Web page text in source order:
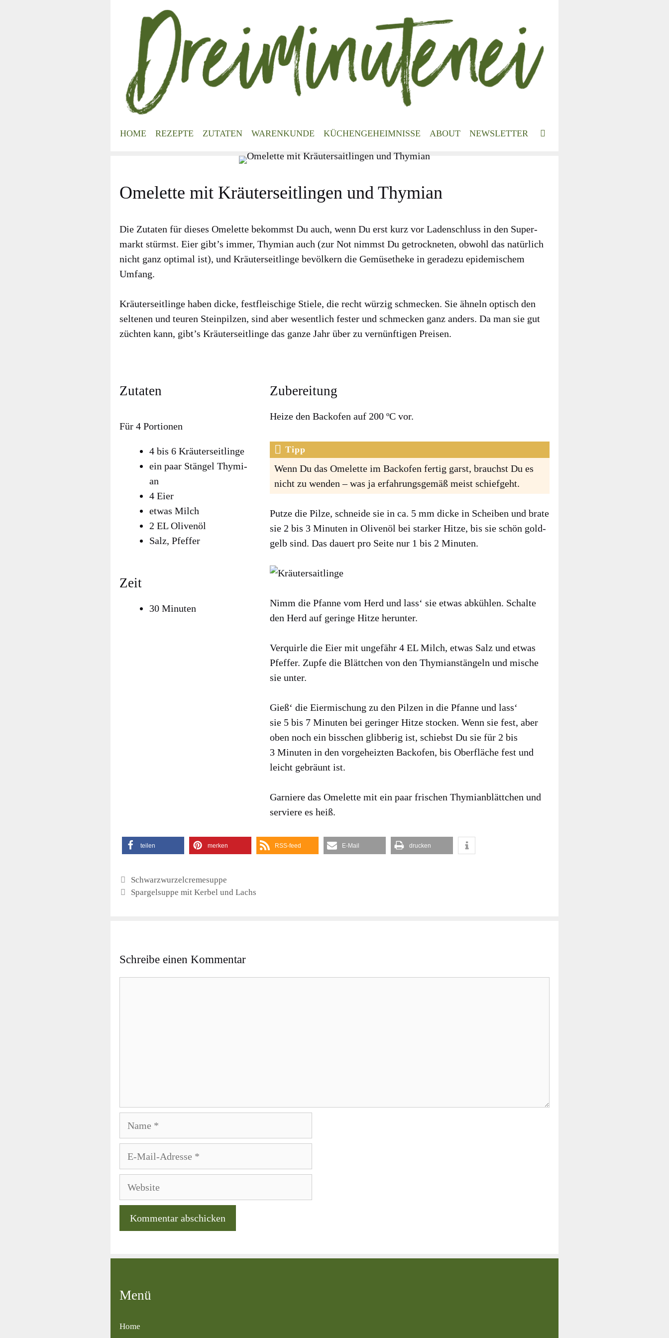
HOME REZEPTE ZUTATEN WARENKUNDE KÜCHENGEHEIMNISSE ABOUT NEWSLETTER
Omelette mit Kräuterseitlingen und Thymian
Die Zuta­ten für die­ses Ome­lette bekommst Du auch, wenn Du erst kurz vor Laden­schluss in den Super­
markt stürmst. Eier gibt’s immer, Thy­mi­an auch (zur Not nimmst Du getrock­ne­ten, obwohl das natür­lich
nicht ganz opti­mal ist), und Kräu­ter­seit­lin­ge bevöl­kern die Gemü­se­the­ke in gera­de­zu epi­de­mi­schem
Umfang.
Kräu­ter­seit­lin­ge haben dicke, fest­flei­schi­ge Stie­le, die recht wür­zig schme­cken. Sie ähneln optisch den
sel­te­nen und teu­ren Stein­pil­zen, sind aber wesent­lich fes­ter und schme­cken ganz anders. Da man sie gut
züch­ten kann, gibt’s Kräu­ter­seit­lin­ge das gan­ze Jahr über zu ver­nünf­ti­gen Prei­sen.
Zutaten
Für 4 Portionen
4 bis 6 Kräu­ter­seit­lin­ge
ein paar Stän­gel Thy­mi­
an
4 Eier
etwas Milch
2 EL Oli­ven­öl
Salz, Pfef­fer
Zeit
30 Minu­ten
Zubereitung
Hei­ze den Back­ofen auf 200 ºC vor.
Tipp
Wenn Du das Ome­lette im Back­ofen fer­tig garst, brauchst Du es
nicht zu wen­den – was ja erfah­rungs­ge­mäß meist schief­geht.
Put­ze die Pil­ze, schnei­de sie in ca. 5 mm dicke in Schei­ben und bra­te
sie 2 bis 3 Minu­ten in Oli­ven­öl bei star­ker Hit­ze, bis sie schön gold­
gelb sind. Das dau­ert pro Sei­te nur 1 bis 2 Minu­ten.
Nimm die Pfan­ne vom Herd und lass‘ sie etwas abküh­len. Schal­te
den Herd auf gerin­ge Hit­ze her­un­ter.
Ver­quir­le die Eier mit unge­fähr 4 EL Milch, etwas Salz und etwas
Pfef­fer. Zup­fe die Blätt­chen von den Thy­mi­an­stän­geln und mische
sie unter.
Gieß‘ die Eier­mischung zu den Pil­zen in die Pfan­ne und lass‘
sie 5 bis 7 Minu­ten bei gerin­ger Hit­ze sto­cken. Wenn sie fest, aber
oben noch ein biss­chen glib­be­rig ist, schiebst Du sie für 2 bis
3 Minu­ten in den vor­ge­heiz­ten Back­ofen, bis Ober­flä­che fest und
leicht gebräunt ist.
Gar­nie­re das Ome­lette mit ein paar fri­schen Thy­mi­an­blätt­chen und
ser­vie­re es heiß.
tei­len mer­ken RSS-feed E‑Mail dru­cken
Schwarzwurzelcremesuppe
Spargelsuppe mit Kerbel und Lachs
Schreibe einen Kommentar
Website
Menü
Home